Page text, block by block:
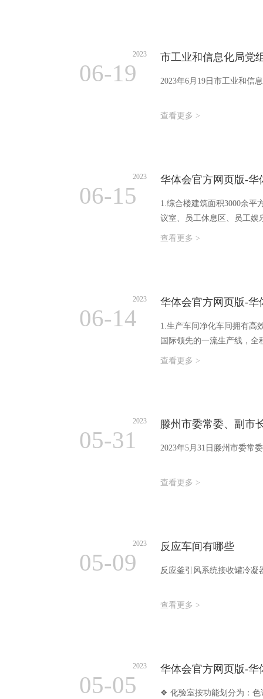
2023
06-19
市工业和信息化局党
2023年6月19日市工业和信
查看更多 >
2023
06-15
华体会官方网页版-
1.综合楼建筑面积3000余平
议室、员工休息区、员工娱
查看更多 >
2023
06-14
华体会官方网页版-
1.生产车间净化车间拥有高
国际领先的一流生产线，
查看更多 >
2023
05-31
滕州市委常委、副市
2023年5月31日滕州市委常
查看更多 >
2023
05-09
反应车间有哪些
反应釜引风系统接收罐冷凝
查看更多 >
2023
05-05
华体会官方网页版-
❖ 化验室按功能划分为：